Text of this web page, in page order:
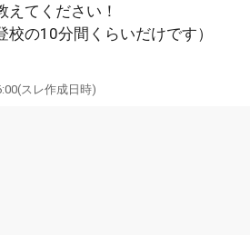
えてください！
校の10分間くらいだけです）
(スレ作成日時)